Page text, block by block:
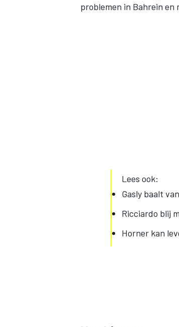
problemen in Bahrein en
Lees ook:
Gasly baalt
Ricciardo blij
Horner kan